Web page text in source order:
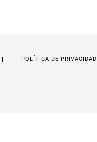
POLÍTICA DE PRIVACIDAD